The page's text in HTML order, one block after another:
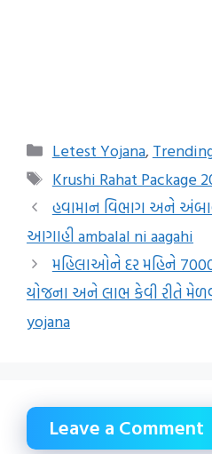
Categories
Letest Yojana,
Tags
Krushi Rahat Package
હવામાન વિભાગ અને
આગાહી ambalal ni aagahi
મહિલાઓને દર મહિને
યોજના અને લાભ કેવી રીતે
yojana
Leave a Comment